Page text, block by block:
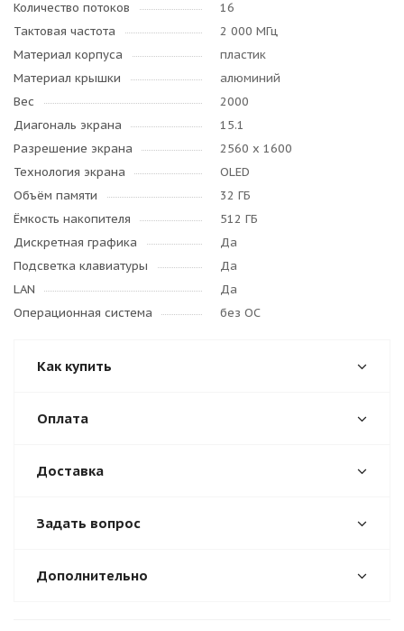
Количество потоков
16
Тактовая частота
2 000 МГц
Материал корпуса
пластик
Материал крышки
алюминий
Вес
2000
Диагональ экрана
15.1
Разрешение экрана
2560 x 1600
Технология экрана
OLED
Объём памяти
32 ГБ
Ёмкость накопителя
512 ГБ
Дискретная графика
Да
Подсветка клавиатуры
Да
LAN
Да
Операционная система
без ОС
Как купить
Оплата
Доставка
Задать вопрос
Дополнительно